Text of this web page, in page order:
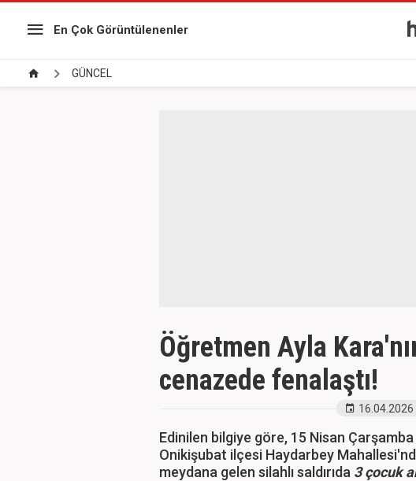
En Çok Görüntülenenler
GÜNCEL
Öğretmen Ayla
cenazede fenalaştı!
16.04.2026
Edinilen bilgiye göre, 15 Nisan
Onikişubat ilçesi Haydarbey
meydana gelen silahlı saldırıda 3 çocuk